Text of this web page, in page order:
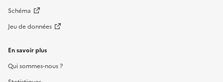
Schéma
Jeu de données
En savoir plus
Qui sommes-nous ?